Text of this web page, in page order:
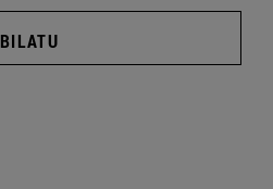
BILATU